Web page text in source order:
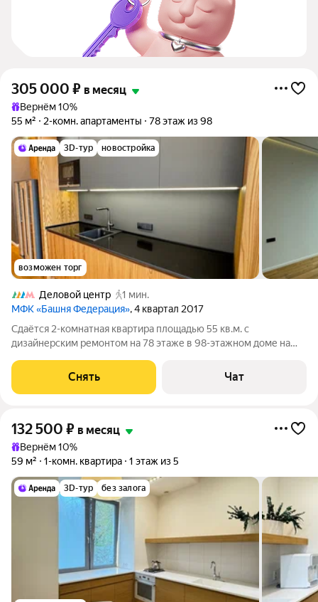
305 000 ₽ в месяц
Вернём 10%
55 м²
2-комн. апартаменты 78 этаж из 98
3D-тур новостройка
возможен торг
Деловой центр
1 мин.
МФК «Башня Федерация», 4 квартал 2017
Сдаётся 2-комнатная квартира площадью 55 кв.м. с
дизайнерским ремонтом на 78 этаже в 98-этажном доме на
Микроволновка Дом -
Снять Чат
132 500 ₽ в месяц
Вернём 10%
59 м²
1-комн. квартира 1 этаж из 5
3D-тур без залога